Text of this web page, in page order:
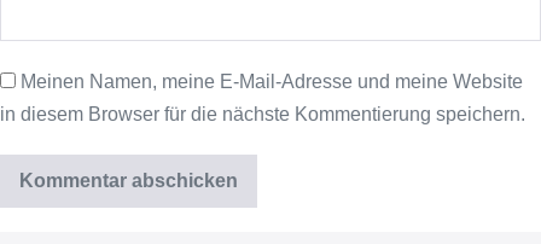
Meinen Namen, meine E-Mail-Adresse und meine Website
in diesem Browser für die nächste Kommentierung speichern.